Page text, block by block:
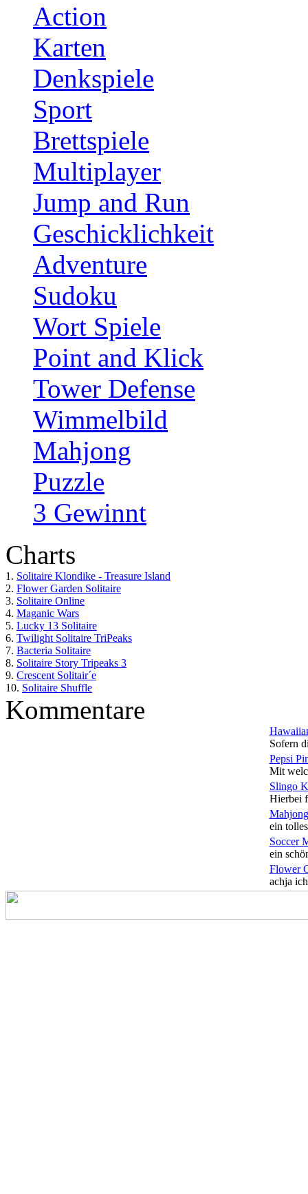
Action
Karten
Denkspiele
Sport
Brettspiele
Multiplayer
Jump and Run
Geschicklichkeit
Adventure
Sudoku
Wort Spiele
Point and Klick
Tower Defense
Wimmelbild
Mahjong
Puzzle
3 Gewinnt
Charts
1. Solitaire Klondike - Treasure Island
2. Flower Garden Solitaire
3. Solitaire Online
4. Maganic Wars
5. Lucky 13 Solitaire
6. Twilight Solitaire TriPeaks
7. Bacteria Solitaire
8. Solitaire Story Tripeaks 3
9. Crescent Solitair´e
10. Solitaire Shuffle
Kommentare
Sofern
Pepsi
Mit
Slingo
Hierbei
ein
Soccer
ein
Flower
achja